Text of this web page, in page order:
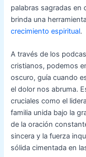
palabras sagradas en
brinda una
crecimiento espiritual.
A través de los
cristianos, podemos
oscuro, guía cuando
el dolor nos abruma.
cruciales como el
familia unida bajo la
de la oración
sincera y la fuerza
sólida cimentada en